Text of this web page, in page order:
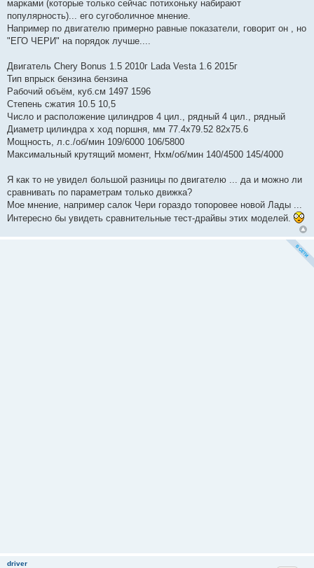
е
н
е
марками (которые только сейчас потихоньку набирают
популярность)... его сугоболичное мнение.
Например по двигателю примерно равные показатели, говорит он , но
"ЕГО ЧЕРИ" на порядок лучше....
Двигатель Chery Bonus 1.5 2010г Lada Vesta 1.6 2015г
Тип впрыск бензина бензина
Рабочий объём, куб.см 1497 1596
Степень сжатия 10.5 10,5
Число и расположение цилиндров 4 цил., рядный 4 цил., рядный
Диаметр цилиндра х ход поршня, мм 77.4х79.52 82х75.6
Мощность, л.с./об/мин 109/6000 106/5800
Максимальный крутящий момент, Нхм/об/мин 140/4500 145/4000
Я как то не увидел большой разницы по двигателю ... да и можно ли
сравнивать по параметрам только движка?
Мое мнение, например салок Чери гораздо топоровее новой Лады ...
Интересно бы увидеть сравнительные тест-драйвы этих моделей.
driver